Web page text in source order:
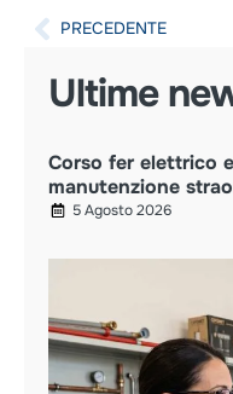
PRECEDENTE
Ultime
Corso fer elettrico
manutenzione
5 Agosto 2026